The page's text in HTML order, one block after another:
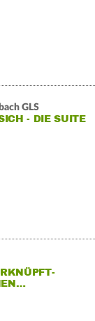
GLS
- DIE SUITE